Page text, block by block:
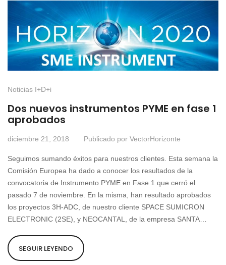
Noticias I+D+i
Dos nuevos instrumentos PYME en fase 1
aprobados
diciembre 21, 2018 Publicado por VectorHorizonte
Seguimos sumando éxitos para nuestros clientes. Esta semana la
Comisión Europea ha dado a conocer los resultados de la
convocatoria de Instrumento PYME en Fase 1 que cerró el
pasado 7 de noviembre. En la misma, han resultado aprobados
los proyectos 3H-ADC, de nuestro cliente SPACE SUMICRON
ELECTRONIC (2SE), y NEOCANTAL, de la empresa SANTA…
SEGUIR LEYENDO